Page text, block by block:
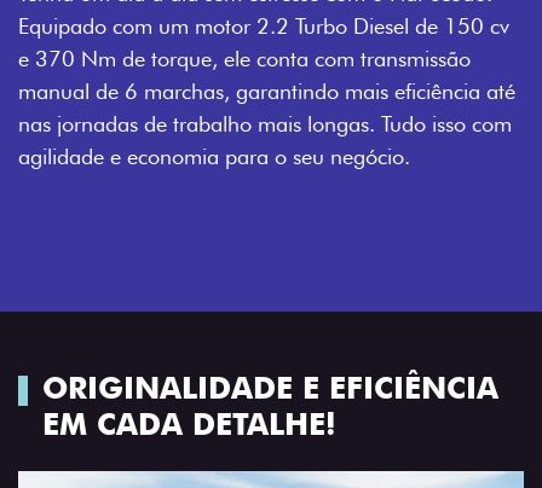
Equipado com um motor 2.2 Turbo Diesel de 150 cv
e 370 Nm de torque, ele conta com transmissão
manual de 6 marchas, garantindo mais eficiência até
nas jornadas de trabalho mais longas. Tudo isso com
agilidade e economia para o seu negócio.
ORIGINALIDADE E EFICIÊNCIA
EM CADA DETALHE!